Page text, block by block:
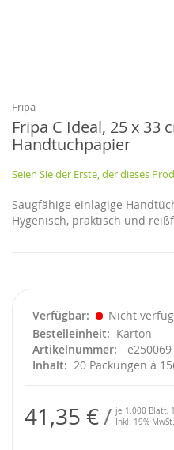
Bildgalerie
springen
Fripa
Fripa C Ideal, 25 x 33
Handtuchpapier
Seien Sie der Erste, der dieses
Saugfähige einlagige
Hygenisch, praktisch und
Verfügbar
Nicht
Bestelleinheit
Karton
Artikelnummer
e250069
Inhalt
20 Packungen á
41,35 € je 1.000 Blatt,
Inkl. 19% MwSt.